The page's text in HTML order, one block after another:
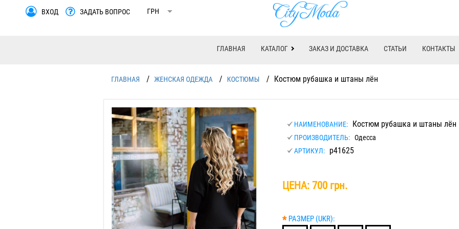
ВХОД ЗАДАТЬ ВОПРОС
ГЛАВНАЯ КАТАЛОГ ЗАКАЗ И ДОСТАВКА СТАТЬИ КОНТАКТЫ
ГЛАВНАЯ / ЖЕНСКАЯ ОДЕЖДА / КОСТЮМЫ / Костюм рубашка и штаны лён
НАИМЕНОВАНИЕ: Костюм рубашка и штаны лён
ПРОИЗВОДИТЕЛЬ: Одесса
АРТИКУЛ:
р41625
ЦЕНА: 700 грн.
* РАЗМЕР (UKR):